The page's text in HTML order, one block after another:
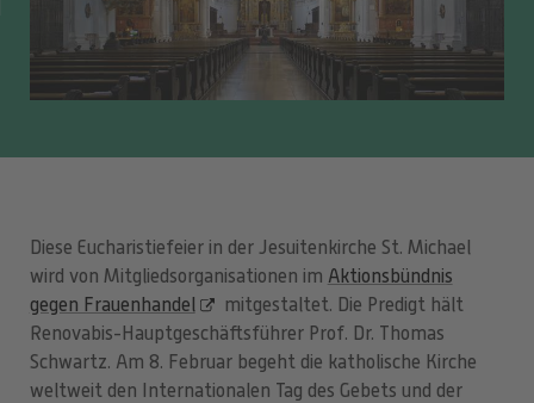
Diese Eucharistiefeier in der Jesuitenkirche St. Michael
wird von Mitgliedsorganisationen im Aktionsbündnis
gegen Frauenhandel
mitgestaltet. Die Predigt hält
Renovabis-Hauptgeschäftsführer Prof. Dr. Thomas
Schwartz. Am 8. Februar begeht die katholische Kirche
weltweit den Internationalen Tag des Gebets und der